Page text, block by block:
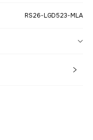
RS26-LGD523-MLA